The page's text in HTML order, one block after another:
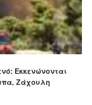
Εκκενώνονται
Ζάχουλη